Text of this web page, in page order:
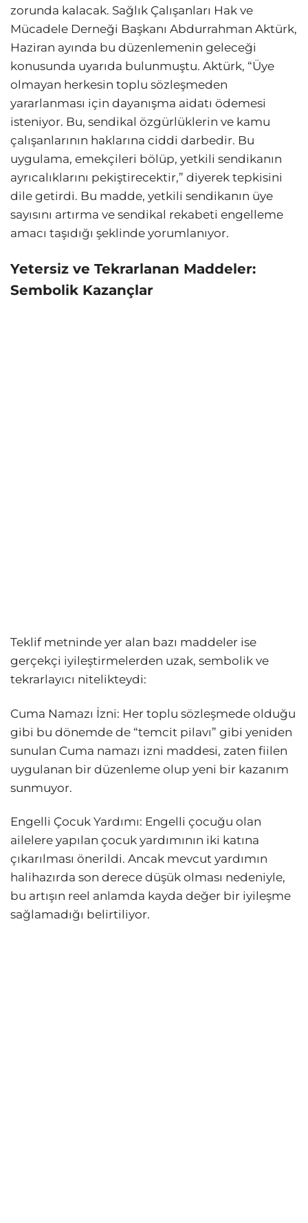
zorunda kalacak. Sağlık Çalışanları Hak ve
Mücadele Derneği Başkanı Abdurrahman Aktürk,
Haziran ayında bu düzenlemenin geleceği
konusunda uyarıda bulunmuştu. Aktürk, “Üye
olmayan herkesin toplu sözleşmeden
yararlanması için dayanışma aidatı ödemesi
isteniyor. Bu, sendikal özgürlüklerin ve kamu
çalışanlarının haklarına ciddi darbedir. Bu
uygulama, emekçileri bölüp, yetkili sendikanın
ayrıcalıklarını pekiştirecektir,” diyerek tepkisini
dile getirdi. Bu madde, yetkili sendikanın üye
sayısını artırma ve sendikal rekabeti engelleme
amacı taşıdığı şeklinde yorumlanıyor.
Yetersiz ve Tekrarlanan Maddeler:
Sembolik Kazançlar
Teklif metninde yer alan bazı maddeler ise
gerçekçi iyileştirmelerden uzak, sembolik ve
tekrarlayıcı nitelikteydi:
Cuma Namazı İzni: Her toplu sözleşmede olduğu
gibi bu dönemde de “temcit pilavı” gibi yeniden
sunulan Cuma namazı izni maddesi, zaten fiilen
uygulanan bir düzenleme olup yeni bir kazanım
sunmuyor.
Engelli Çocuk Yardımı: Engelli çocuğu olan
ailelere yapılan çocuk yardımının iki katına
çıkarılması önerildi. Ancak mevcut yardımın
halihazırda son derece düşük olması nedeniyle,
bu artışın reel anlamda kayda değer bir iyileşme
sağlamadığı belirtiliyor.